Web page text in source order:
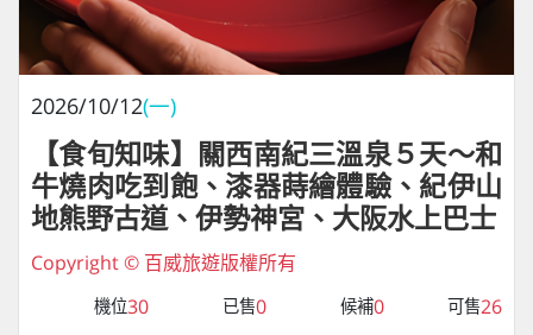
2026/10/12(一)
【食旬知味】關西南紀三溫泉５天～和
牛燒肉吃到飽、漆器蒔繪體驗、紀伊山
地熊野古道、伊勢神宮、大阪水上巴士
Copyright © 百威旅遊版權所有
機位30 已售0 候補0 可售26